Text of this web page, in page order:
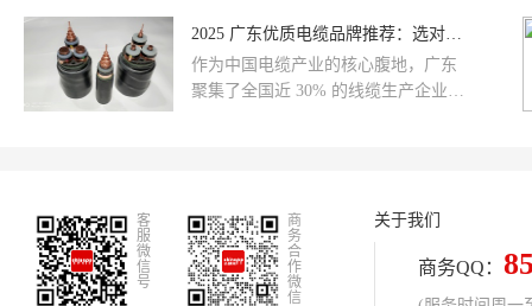
月1日-12月31日）2015年度最受购物
中心关注男装品牌TOP502015年度最
受欢迎男装品牌top50中，时尚潮流装
策避免因选址不当而给后续经营带来
的基础上，为加盟商量身定制图纸;
2025 广东优质电缆品牌推荐：选对标杆，筑牢电力安全防线
作为中国电缆产业的核心腹地，广东
聚集了全国近 30% 的线缆生产企业，
积淀脱颖而出。以下结合权威排名与
核心优势，为您推荐值得信赖的广东
电缆品牌，为工程建设与民用用电保
驾护航。
客
服
微
信
号
商
务
合
作
微
信
关于我们
商务QQ：